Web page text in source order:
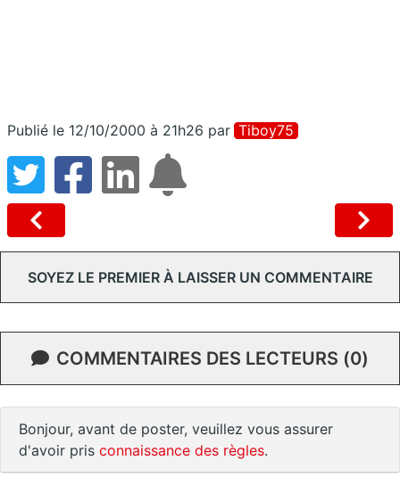
Publié le 12/10/2000 à 21h26 par Tiboy75
SOYEZ LE PREMIER À LAISSER UN COMMENTAIRE
COMMENTAIRES DES LECTEURS (0)
Bonjour, avant de poster, veuillez vous assurer
d'avoir pris connaissance des règles.